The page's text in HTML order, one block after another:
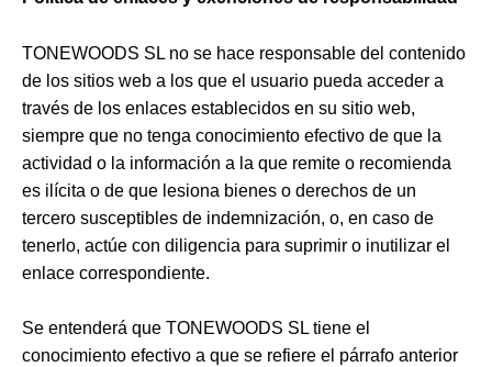
TONEWOODS SL no se hace responsable del contenido
de los sitios web a los que el usuario pueda acceder a
través de los enlaces establecidos en su sitio web,
siempre que no tenga conocimiento efectivo de que la
actividad o la información a la que remite o recomienda
es ilícita o de que lesiona bienes o derechos de un
tercero susceptibles de indemnización, o, en caso de
tenerlo, actúe con diligencia para suprimir o inutilizar el
enlace correspondiente.
Se entenderá que TONEWOODS SL tiene el
conocimiento efectivo a que se refiere el párrafo anterior